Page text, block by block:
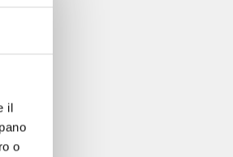
il
o